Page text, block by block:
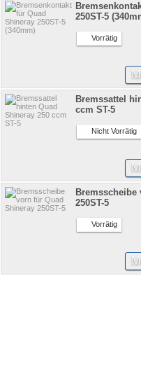
250ST-5
Vorrätig
Bremssattel
ccm ST-5
Nicht Vorrätig
250ST-5
Vorrätig